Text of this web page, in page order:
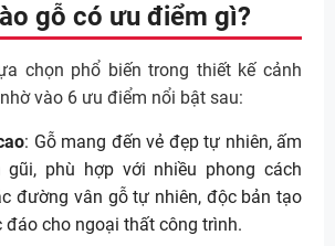
gỗ có ưu điểm gì?
chọn phổ biến trong thiết kế cảnh
vào 6 ưu điểm nổi bật sau:
: Gỗ mang đến vẻ đẹp tự nhiên, ấm
gũi, phù hợp với nhiều phong cách
đường vân gỗ tự nhiên, độc bản tạo
đáo cho ngoại thất công trình.